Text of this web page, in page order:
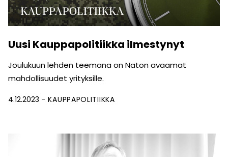
Uusi Kauppapolitiikka ilmestynyt
Joulukuun lehden teemana on Naton avaamat
mahdollisuudet yrityksille.
4.12.2023 KAUPPAPOLITIIKKA